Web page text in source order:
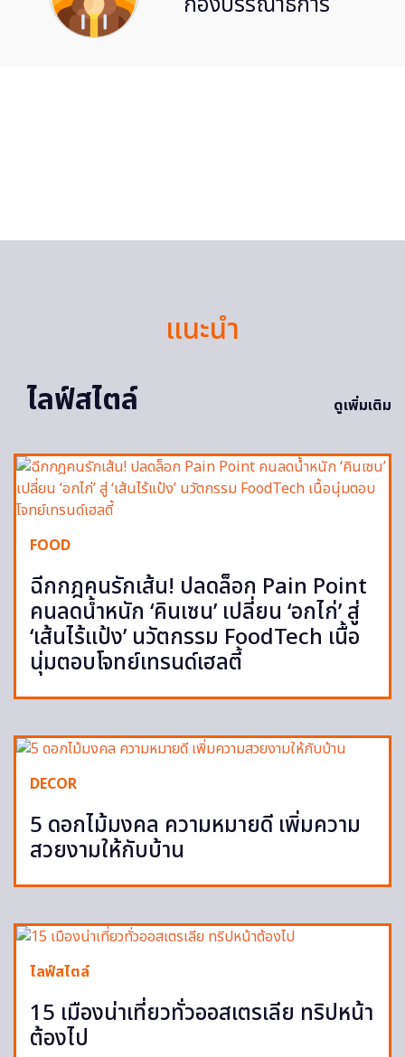
แนะนำ
ไลฟ์สไตล์
ดูเพิ่มเติม
FOOD
ฉีกกฎคนรักเส้น! ปลดล็อก Pain Point
คนลดน้ำหนัก ‘คินเซน’ เปลี่ยน ‘อกไก่’ สู่
‘เส้นไร้แป้ง’ นวัตกรรม FoodTech เนื้อ
นุ่มตอบโจทย์เทรนด์เฮลตี้
DECOR
5 ดอกไม้มงคล ความหมายดี เพิ่มความ
สวยงามให้กับบ้าน
ไลฟ์สไตล์
15 เมืองน่าเที่ยวทั่วออสเตรเลีย ทริปหน้า
ต้องไป